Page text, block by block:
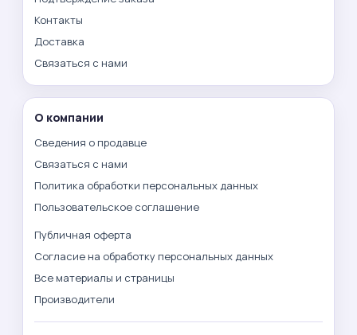
Контакты
Доставка
Связаться с нами
О компании
Сведения о продавце
Связаться с нами
Политика обработки персональных данных
Пользовательское соглашение
Публичная оферта
Согласие на обработку персональных данных
Все материалы и страницы
Производители